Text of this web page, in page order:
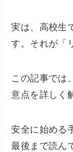
実は、高校生
す。それが「
この記事では
意点を詳しく
安全に始める
最後まで読ん